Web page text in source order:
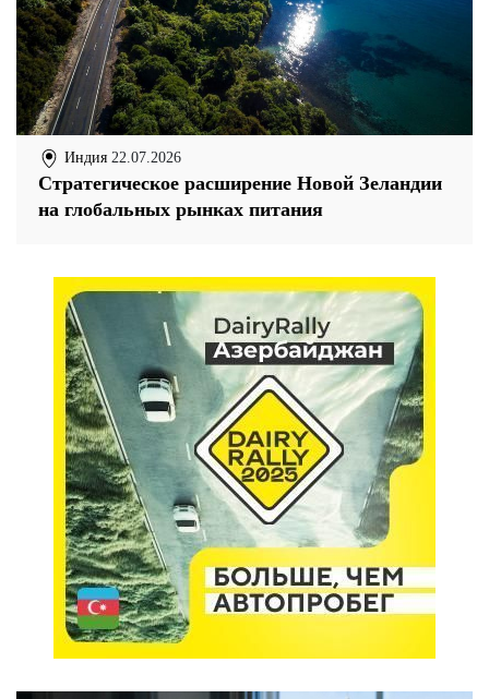
Индия 22.07.2026
Стратегическое расширение Новой Зеландии
на глобальных рынках питания